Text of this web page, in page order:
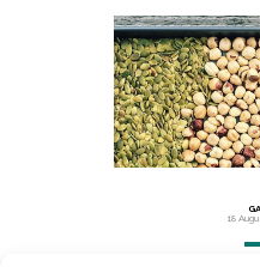
18